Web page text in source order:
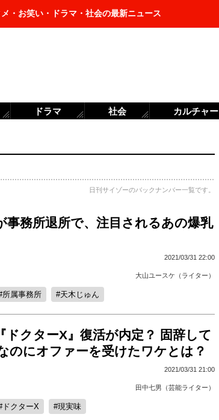
・お笑い・ドラマ・社会の最新ニュース
日刊サイゾーのバックナンバー一覧です。
事務所退所で、注目されるあの爆乳
2021/03/31 22:00
大山ユースケ（ライター）
所属事務所 天木じゅん
ドクターX』復活が内定？ 固辞して
のにオファーを受けたワケとは？
2021/03/31 21:00
田中七男（芸能ライター）
ドクターX 現実味
ドラマ 社会 カルチャー